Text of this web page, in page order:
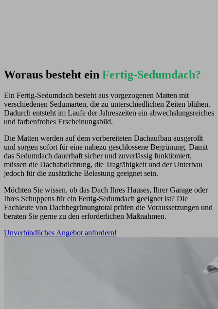
Woraus besteht ein Fertig-Sedumdach?
Ein Fertig-Sedumdach besteht aus vorgezogenen Matten mit
verschiedenen Sedumarten, die zu unterschiedlichen Zeiten blühen.
Dadurch entsteht im Laufe der Jahreszeiten ein abwechslungsreiches
und farbenfrohes Erscheinungsbild.
Die Matten werden auf dem vorbereiteten Dachaufbau ausgerollt
und sorgen sofort für eine nahezu geschlossene Begrünung. Damit
das Sedumdach dauerhaft sicher und zuverlässig funktioniert,
müssen die Dachabdichtung, die Tragfähigkeit und der Unterbau
jedoch für die zusätzliche Belastung geeignet sein.
Möchten Sie wissen, ob das Dach Ihres Hauses, Ihrer Garage oder
Ihres Schuppens für ein Fertig-Sedumdach geeignet ist? Die
Fachleute von Dachbegrünungtotal prüfen die Voraussetzungen und
beraten Sie gerne zu den erforderlichen Maßnahmen.
Unverbindliches Angebot anfordern!